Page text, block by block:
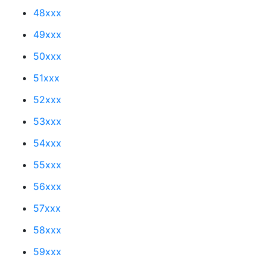
48xxx
49xxx
50xxx
51xxx
52xxx
53xxx
54xxx
55xxx
56xxx
57xxx
58xxx
59xxx